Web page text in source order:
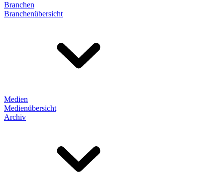
Branchen
Branchenübersicht
Medien
Medienübersicht
Archiv